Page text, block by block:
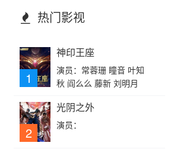
热门影视
1
神印王座
演员：常蓉珊 瞳音 叶知
秋 阎么么 藤新 刘明月
2
光阴之外
演员：